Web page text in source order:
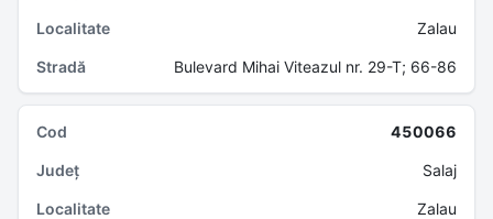
Zalau
Bulevard Mihai Viteazul nr. 29-T; 66-86
450066
Salaj
Zalau